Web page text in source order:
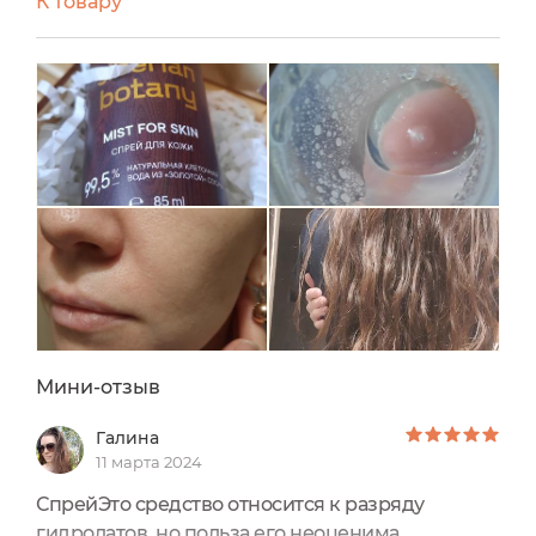
тоником. Отлично подходит для лица и всего
тела.
Дизайн очень стильный. Подойдёт как
мужчинам, так и девушкам. Муж любит брать
мои средства для ухода, этот спрей не стал
исключением. Запах напоминает хвойный лес.
Аромат ненавязчивый, приятный.
Дозатор распыляет широко и мелко, очень
приятно ложится на кожу, быстро впитывается
и не оставляет липкого слоя.
Мини-отзыв
Галина
11 марта 2024
СпрейЭто средство относится к разряду